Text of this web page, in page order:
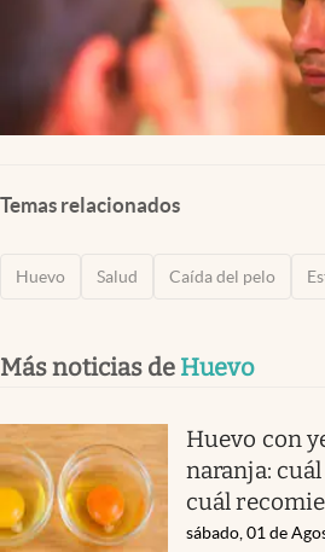
Temas relacionados
Huevo Salud Caída del pelo
Más noticias de Huevo
Huevo con
naranja:
cuál
sábado, 01 de